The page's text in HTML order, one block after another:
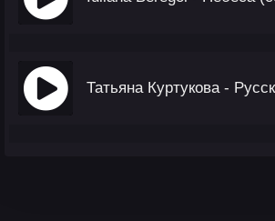
Татьяна Куртукова -